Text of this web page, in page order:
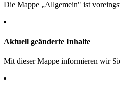
Die Mappe „Allgemein" ist
Aktuell geänderte Inhalte
Mit dieser Mappe informieren wir